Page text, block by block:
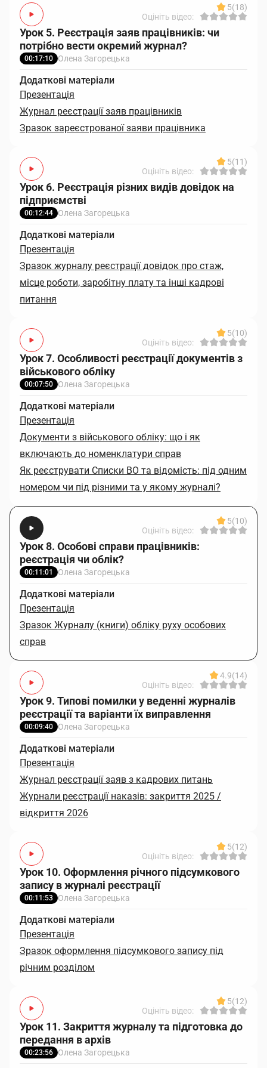
5(18)
Оцініть відео:
Урок 5. Реєстрація заяв працівників: чи
потрібно вести окремий журнал?
00:17:10 Олена Загорецька
Додаткові матеріали
Презентація
Журнал реєстрації заяв працівників
Зразок зареєстрованої заяви працівника
5(11)
Оцініть відео:
Урок 6. Реєстрація різних видів довідок на
підприємстві
00:12:44 Олена Загорецька
Додаткові матеріали
Презентація
Зразок журналу реєстрації довідок про стаж,
місце роботи, заробітну плату та інші кадрові
питання
5(10)
Оцініть відео:
Урок 7. Особливості реєстрації документів з
військового обліку
00:07:50 Олена Загорецька
Додаткові матеріали
Презентація
Документи з військового обліку: що і як
включають до номенклатури справ
Як реєструвати Списки ВО та відомість: під одним
номером чи під різними та у якому журналі?
5(10)
Оцініть відео:
Урок 8. Особові справи працівників:
реєстрація чи облік?
00:11:01 Олена Загорецька
Додаткові матеріали
Презентація
Зразок Журналу (книги) обліку руху особових
справ
4.9(14)
Оцініть відео:
Урок 9. Типові помилки у веденні журналів
реєстрації та варіанти їх виправлення
00:09:40 Олена Загорецька
Додаткові матеріали
Презентація
Журнал реєстрації заяв з кадрових питань
Журнали реєстрації наказів: закриття 2025 /
відкриття 2026
5(12)
Оцініть відео:
Урок 10. Оформлення річного підсумкового
запису в журналі реєстрації
00:11:53 Олена Загорецька
Додаткові матеріали
Презентація
Зразок оформлення підсумкового запису під
річним розділом
5(12)
Оцініть відео:
Урок 11. Закриття журналу та підготовка до
передання в архів
00:23:56 Олена Загорецька